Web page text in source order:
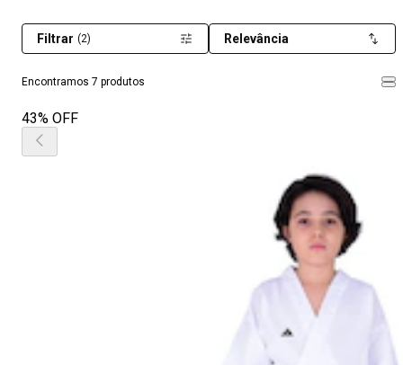
Encontramos 7 produtos
Filtrar (2) Relevância
43% OFF